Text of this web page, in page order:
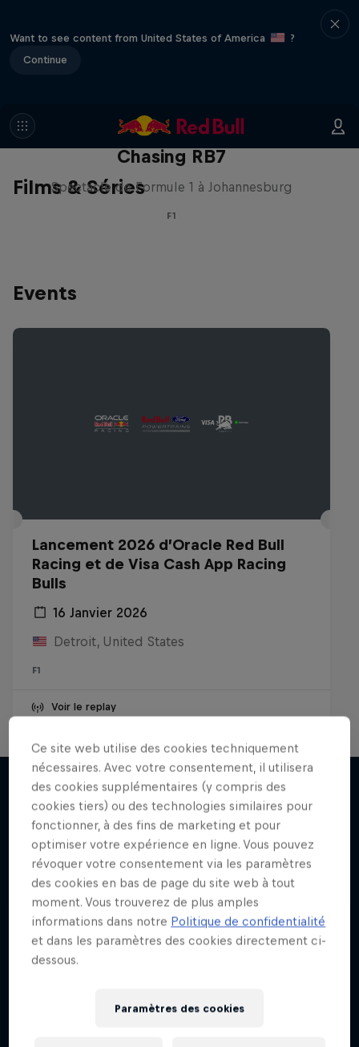
Want to see content from United States of America
?
Continue
Films & Séries
Chasing RB7
Spectacle de Formule 1 à Johannesburg
F1
Events
Lancement 2026 d’Oracle Red Bull
Racing et de Visa Cash App Racing
Bulls
16 Janvier 2026
Detroit, United States
F1
Voir le replay
J'en veux encore !
Les road trips de Red Bull Racing
Un tour du monde en F1
2 Saisons · 11 épisodes
Ce site web utilise des cookies techniquement
nécessaires. Avec votre consentement, il utilisera
des cookies supplémentaires (y compris des
cookies tiers) ou des technologies similaires pour
fonctionner, à des fins de marketing et pour
optimiser votre expérience en ligne. Vous pouvez
révoquer votre consentement via les paramètres
des cookies en bas de page du site web à tout
moment. Vous trouverez de plus amples
informations dans notre Politique de confidentialité
et dans les paramètres des cookies directement ci-
dessous.
Paramètres des cookies